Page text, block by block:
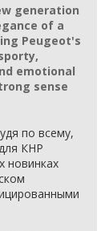
generation
of a
Peugeot's
emotional
sense
по всему,
КНР
новинках